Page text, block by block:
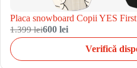
Placa snowboard Copii YES
1.399 lei600 lei
Verifică